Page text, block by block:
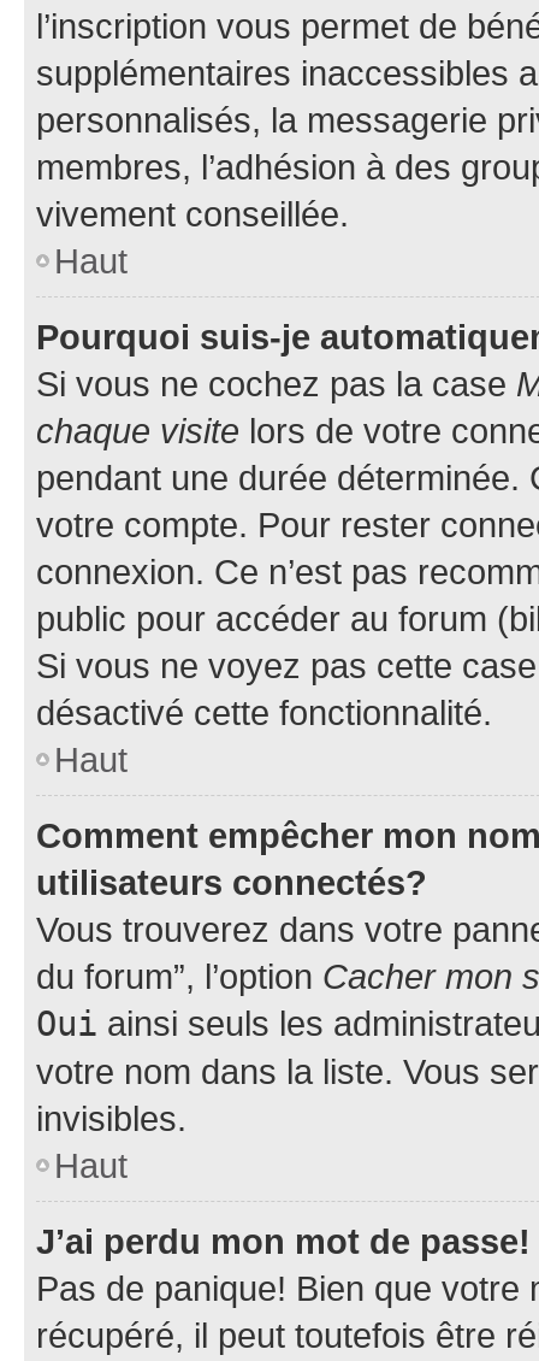
l’inscription vous permet de
supplémentaires inaccessibles
personnalisés, la messagerie
membres, l’adhésion à des
vivement conseillée.
Haut
Pourquoi suis-je
Si vous ne cochez pas la case
chaque visite lors de votre
pendant une durée déterminée.
votre compte. Pour rester
connexion. Ce n’est pas
public pour accéder au forum
Si vous ne voyez pas cette
désactivé cette fonctionnalité.
Haut
Comment empêcher mon
utilisateurs connectés?
Vous trouverez dans votre
du forum”, l’option Cacher mon
Oui ainsi seuls les
votre nom dans la liste. Vous
invisibles.
Haut
J’ai perdu mon mot de passe!
Pas de panique! Bien que
récupéré, il peut toutefois être